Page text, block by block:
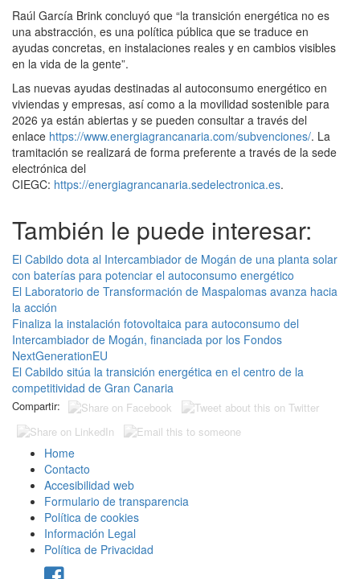
Raúl García Brink concluyó que “la transición energética no es
una abstracción, es una política pública que se traduce en
ayudas concretas, en instalaciones reales y en cambios visibles
en la vida de la gente”.
Las nuevas ayudas destinadas al autoconsumo energético en
viviendas y empresas, así como a la movilidad sostenible para
2026 ya están abiertas y se pueden consultar a través del
enlace https://www.energiagrancanaria.com/subvenciones/. La
tramitación se realizará de forma preferente a través de la sede
electrónica del
CIEGC: https://energiagrancanaria.sedelectronica.es.
También le puede interesar:
El Cabildo dota al Intercambiador de Mogán de una planta solar
con baterías para potenciar el autoconsumo energético
El Laboratorio de Transformación de Maspalomas avanza hacia
la acción
Finaliza la instalación fotovoltaica para autoconsumo del
Intercambiador de Mogán, financiada por los Fondos
NextGenerationEU
El Cabildo sitúa la transición energética en el centro de la
competitividad de Gran Canaria
Compartir:
Home
Contacto
Accesibilidad web
Formulario de transparencia
Política de cookies
Información Legal
Política de Privacidad